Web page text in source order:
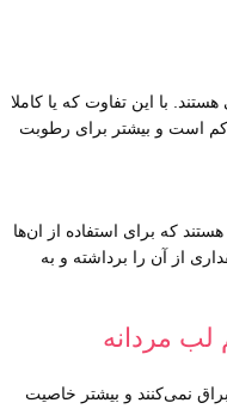
با این تفاوت که یا کاملا
کم است و بیشتر برای رطوبت
که برای استفاده از ان‌ها
از آن را برداشته و به
لب مردانه
نمی‌کنند و بیشتر خاصیت